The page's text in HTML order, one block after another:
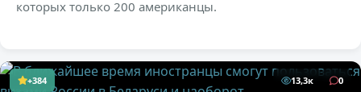
которых только 200 американцы.
+384 13,3к 0